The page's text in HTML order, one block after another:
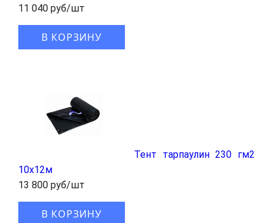
11 040 руб/шт
В КОРЗИНУ
Тент тарпаулин 230 гм2
10x12м
13 800 руб/шт
В КОРЗИНУ